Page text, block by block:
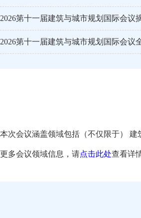
2026第十一届建筑与城市规划国际会议
2026第十一届建筑与城市规划国际会议
本次会议涵盖领域包括（不仅限于）
更多会议领域信息，请点击此处查看详